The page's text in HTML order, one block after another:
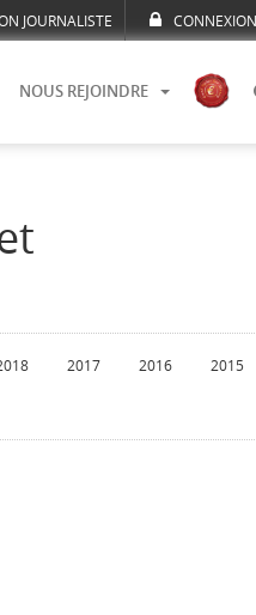
JOURNALISTE CONNEXION
NOUS REJOINDRE
2017 2016 2015